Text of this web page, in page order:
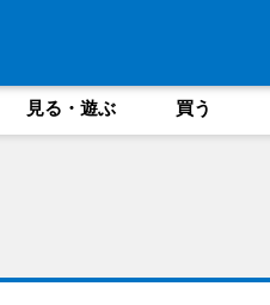
見る・遊ぶ 買う